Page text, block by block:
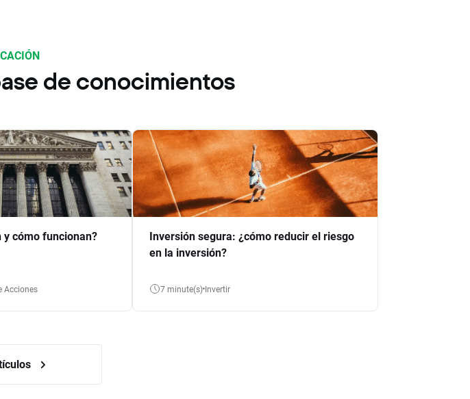
de conocimientos
y cómo funcionan?
Acciones
Inversión segura: ¿cómo reducir el riesgo
en la inversión?
7 minute(s) Invertir